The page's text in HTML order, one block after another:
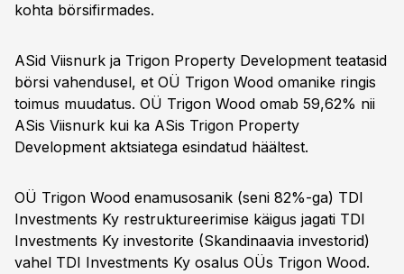
kohta börsifirmades.
ASid Viisnurk ja Trigon Property Development teatasid
börsi vahendusel, et OÜ Trigon Wood omanike ringis
toimus muudatus. OÜ Trigon Wood omab 59,62% nii
ASis Viisnurk kui ka ASis Trigon Property
Development aktsiatega esindatud häältest.
OÜ Trigon Wood enamusosanik (seni 82%-ga) TDI
Investments Ky restruktureerimise käigus jagati TDI
Investments Ky investorite (Skandinaavia investorid)
vahel TDI Investments Ky osalus OÜs Trigon Wood.